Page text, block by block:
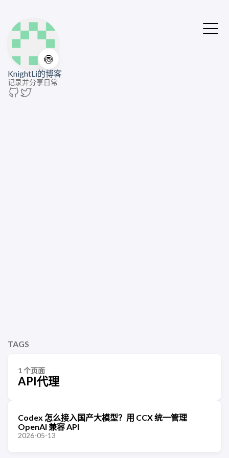
🍥
KnightLi的博客
记录并分享日常
TAGS
1 个页面
API代理
Codex 怎么接入国产大模型？用 CCX 统一管理
OpenAI 兼容 API
2026-05-13